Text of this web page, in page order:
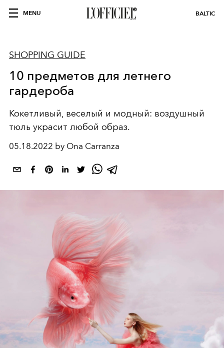
MENU BALTIC
SHOPPING GUIDE
10 предметов для летнего
гардероба
Кокетливый, веселый и модный: воздушный
тюль украсит любой образ.
05.18.2022 by Ona Carranza